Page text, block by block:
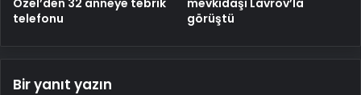
Özel’den 32 anneye tebrik
telefonu
mevkidaşı Lavrov’la
görüştü
Bir yanıt yazın